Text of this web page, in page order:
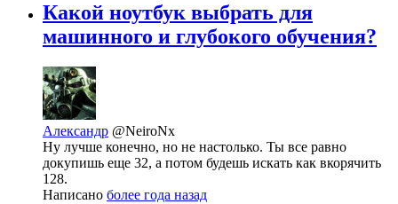
Какой ноутбук выбрать для
машинного и глубокого обучения?
Александр @NeiroNx
Ну лучше конечно, но не настолько. Ты все равно
докупишь еще 32, а потом будешь искать как вкорячить
128.
Написано более года назад